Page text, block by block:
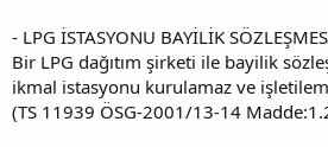
- LPG İSTASYONU BAYİLİK
Bir LPG dağıtım şirketi ile bayilik
ikmal istasyonu kurulamaz ve
(TS 11939 ÖSG-2001/13-14